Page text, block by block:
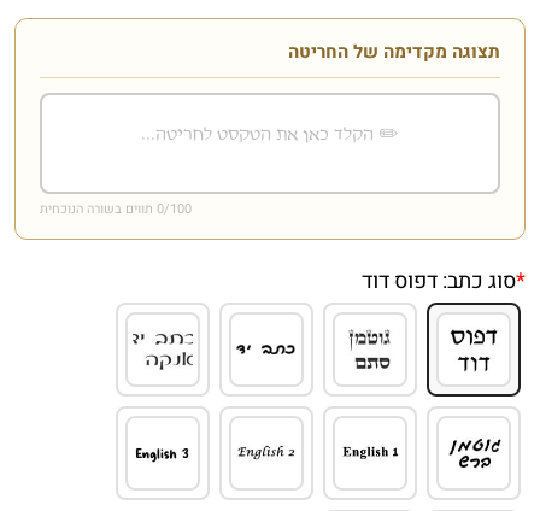
תצוגה מקדימה של החריטה
0/100 תווים בשורה הנוכחית
*סוג כתב:דפוס דוד